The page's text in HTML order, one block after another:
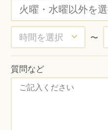
〜
質問など